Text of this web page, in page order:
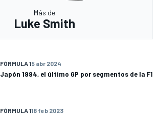
Más de
Luke Smith
FÓRMULA 15 abr 2024
Japón 1994, el último GP por segmentos de la F1
FÓRMULA 118 feb 2023